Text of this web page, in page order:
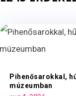
Pihenősarokkal,
múzeumban